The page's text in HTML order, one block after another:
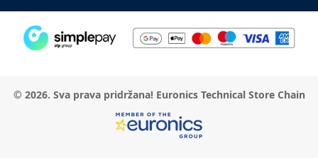
© 2026. Sva prava pridržana! Euronics Technical Store Chain